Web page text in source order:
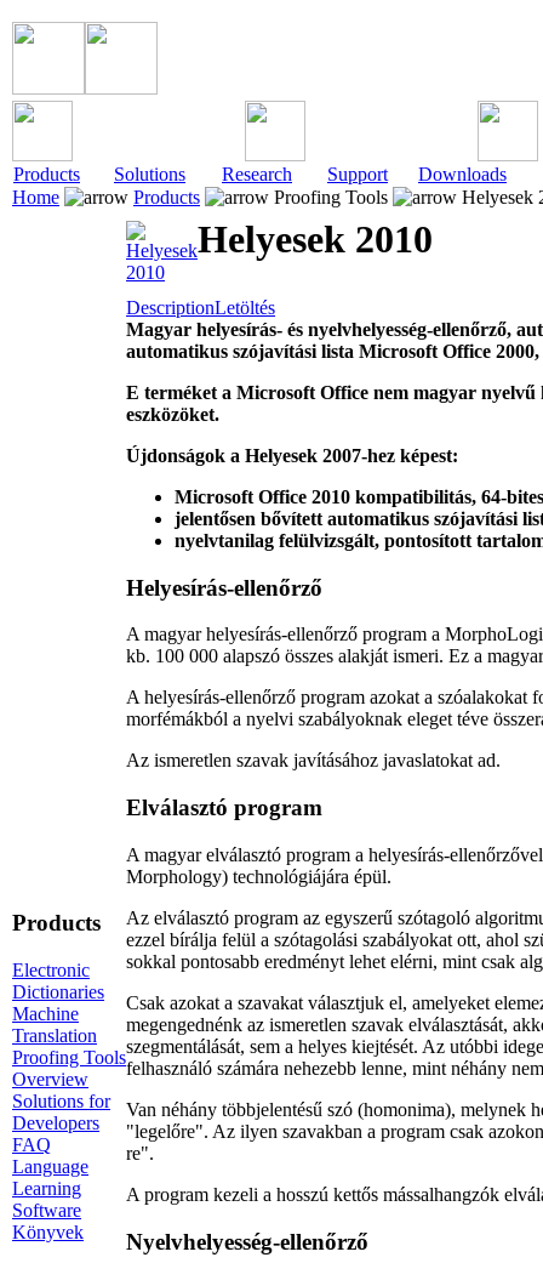
Products Solutions Research Support
Downloads
Home
Products Proofing Tools Helyesek
Products
Electronic
Dictionaries
Machine
Translation
Proofing Tools
Overview
Solutions for
Developers
FAQ
Language
Learning
Software
Könyvek
Helyesek 2010
DescriptionLetöltés
Magyar helyesírás- és nyelvhelyesség-ellenőrző,
automatikus szójavítási lista Microsoft Office 2
E terméket a Microsoft Office nem magyar
eszközöket.
Újdonságok a Helyesek 2007-hez képest:
Microsoft Office 2010 kompatibilitás, 64-
jelentősen bővített automatikus szójavítási
nyelvtanilag felülvizsgált, pontosított
Helyesírás-ellenőrző
A magyar helyesírás-ellenőrző program a
kb. 100 000 alapszó összes alakját ismeri. Ez a
A helyesírás-ellenőrző program azokat a szóalakokat
morfémákból a nyelvi szabályoknak eleget téve
Az ismeretlen szavak javításához javaslatokat ad.
Elválasztó program
A magyar elválasztó program a helyesírás-
Morphology) technológiájára épül.
Az elválasztó program az egyszerű szótagoló
ezzel bírálja felül a szótagolási szabályokat ott, ahol
sokkal pontosabb eredményt lehet elérni, mint csak
Csak azokat a szavakat választjuk el, amelyeket
megengednénk az ismeretlen szavak elválasztását,
szegmentálását, sem a helyes kiejtését. Az utóbbi
felhasználó számára nehezebb lenne, mint néhány
Van néhány többjelentésű szó (homonima), melynek
"legelőre". Az ilyen szavakban a program csak
re".
A program kezeli a hosszú kettős mássalhangzók
Nyelvhelyesség-ellenőrző